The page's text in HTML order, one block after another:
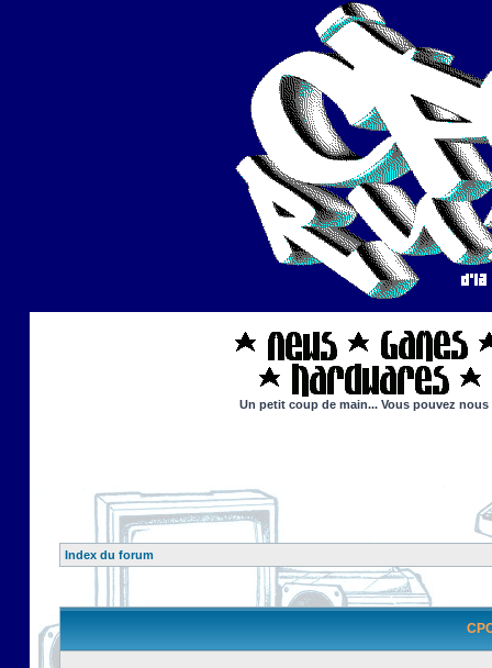
Un petit coup de main... Vous pouvez
Index du forum